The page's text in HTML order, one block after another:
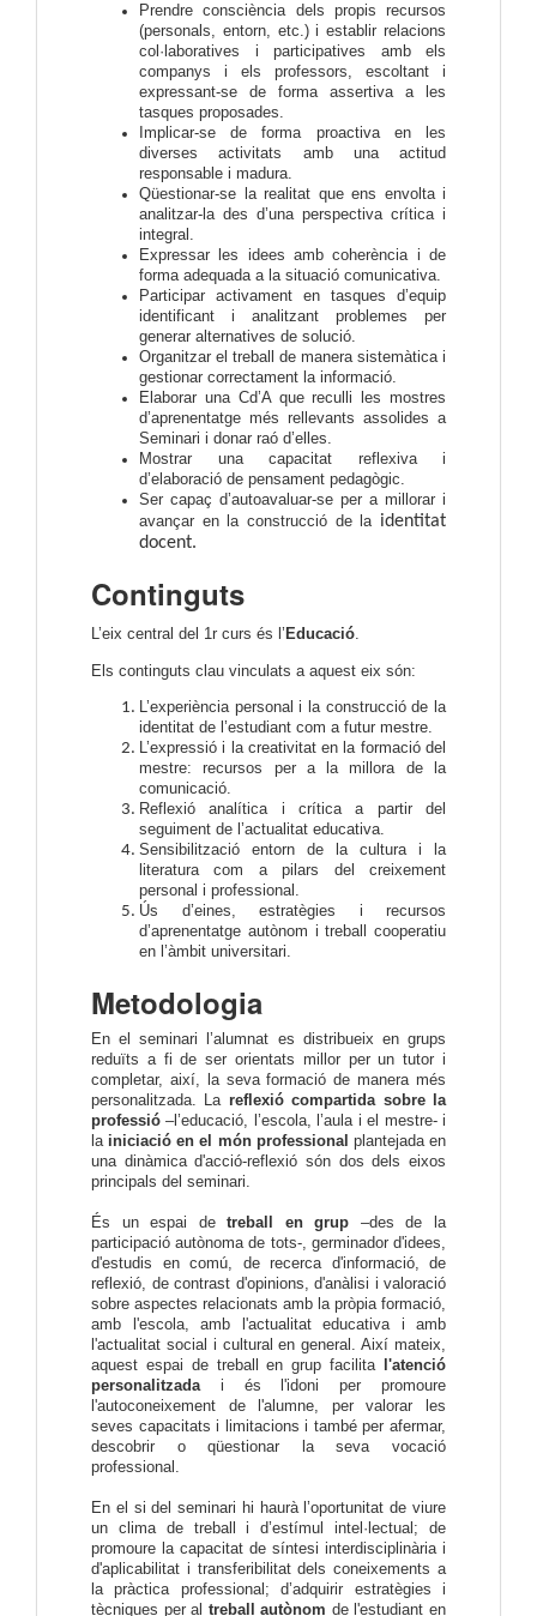
Prendre consciència dels propis recursos
(personals, entorn, etc.) i establir relacions
col·laboratives i participatives amb els
companys i els professors, escoltant i
expressant-se de forma assertiva a les
tasques proposades.
Implicar-se de forma proactiva en les
diverses activitats amb una actitud
responsable i madura.
Qüestionar-se la realitat que ens envolta i
analitzar-la des d’una perspectiva crítica i
integral.
Expressar les idees amb coherència i de
forma adequada a la situació comunicativa.
Participar activament en tasques d’equip
identificant i analitzant problemes per
generar alternatives de solució.
Organitzar el treball de manera sistemàtica i
gestionar correctament la informació.
Elaborar una Cd’A que reculli les mostres
d’aprenentatge més rellevants assolides a
Seminari i donar raó d’elles.
Mostrar una capacitat reflexiva i
d’elaboració de pensament pedagògic.
Ser capaç d’autoavaluar-se per a millorar i
avançar en la construcció de la identitat
docent.
Continguts
L’eix central del 1r curs és l’ Educació.
Els continguts clau vinculats a aquest eix són:
L’experiència personal i la construcció de la
identitat de l’estudiant com a futur mestre.
L’expressió i la creativitat en la formació del
mestre: recursos per a la millora de la
comunicació.
Reflexió analítica i crítica a partir del
seguiment de l’actualitat educativa.
Sensibilització entorn de la cultura i la
literatura com a pilars del creixement
personal i professional.
Ús d’eines, estratègies i recursos
d’aprenentatge autònom i treball cooperatiu
en l’àmbit universitari.
Metodologia
En el seminari l’alumnat es distribueix en grups
reduïts a fi de ser orientats millor per un tutor i
completar, així, la seva formació de manera més
personalitzada. La reflexió compartida sobre la
professió –l’educació, l’escola, l’aula i el mestre- i
la iniciació en el món professional plantejada en
una dinàmica d'acció-reflexió són dos dels eixos
principals del seminari.
És un espai detreball en grup –des de la
participació autònoma de tots-, germinador d'idees,
d'estudis en comú, de recerca d'informació, de
reflexió, de contrast d'opinions, d'anàlisi i valoració
sobre aspectes relacionats amb la pròpia formació,
amb l'escola, amb l'actualitat educativa i amb
l'actualitat social i cultural en general. Així mateix,
aquest espai de treball en grup facilita
l'atenció
personalitzada i és l'idoni per promoure
l'autoconeixement de l'alumne, per valorar les
seves capacitats i limitacions i també per afermar,
descobrir o qüestionar la seva vocació
professional.
En el si del seminari hi haurà l’oportunitat de viure
un clima de treball i d’estímul intel·lectual; de
promoure la capacitat de síntesi interdisciplinària i
d'aplicabilitat i transferibilitat dels coneixements a
la pràctica professional; d’adquirir estratègies i
tècniques per al treball autònom de l'estudiant en